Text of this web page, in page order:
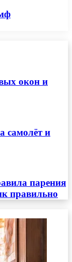
окон и
самолёт и
парения
правильно